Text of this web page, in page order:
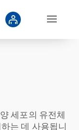
세포의 유전체
는 데 사용됩니